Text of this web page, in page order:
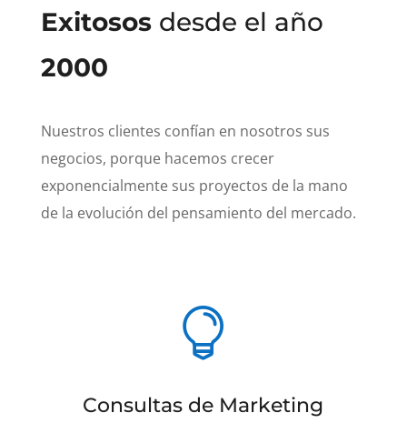
Exitososdesde el año
2000
Nuestros clientes confían en nosotros sus
negocios, porque hacemos crecer
exponencialmente sus proyectos de la mano
de la evolución del pensamiento del mercado.

Consultas de Marketing